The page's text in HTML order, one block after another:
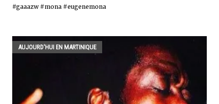
#gaaazw #mona #eugenemona
AUJOURD'HUI EN MARTINIQUE